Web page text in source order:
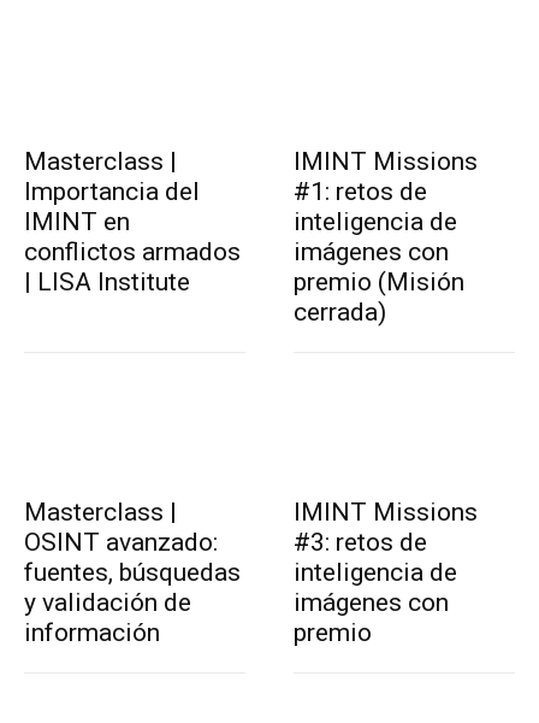
Masterclass |
Importancia del
IMINT en
conflictos armados
| LISA Institute
IMINT Missions
#1: retos de
inteligencia de
imágenes con
premio (Misión
cerrada)
Masterclass |
OSINT avanzado:
fuentes, búsquedas
y validación de
información
IMINT Missions
#3: retos de
inteligencia de
imágenes con
premio